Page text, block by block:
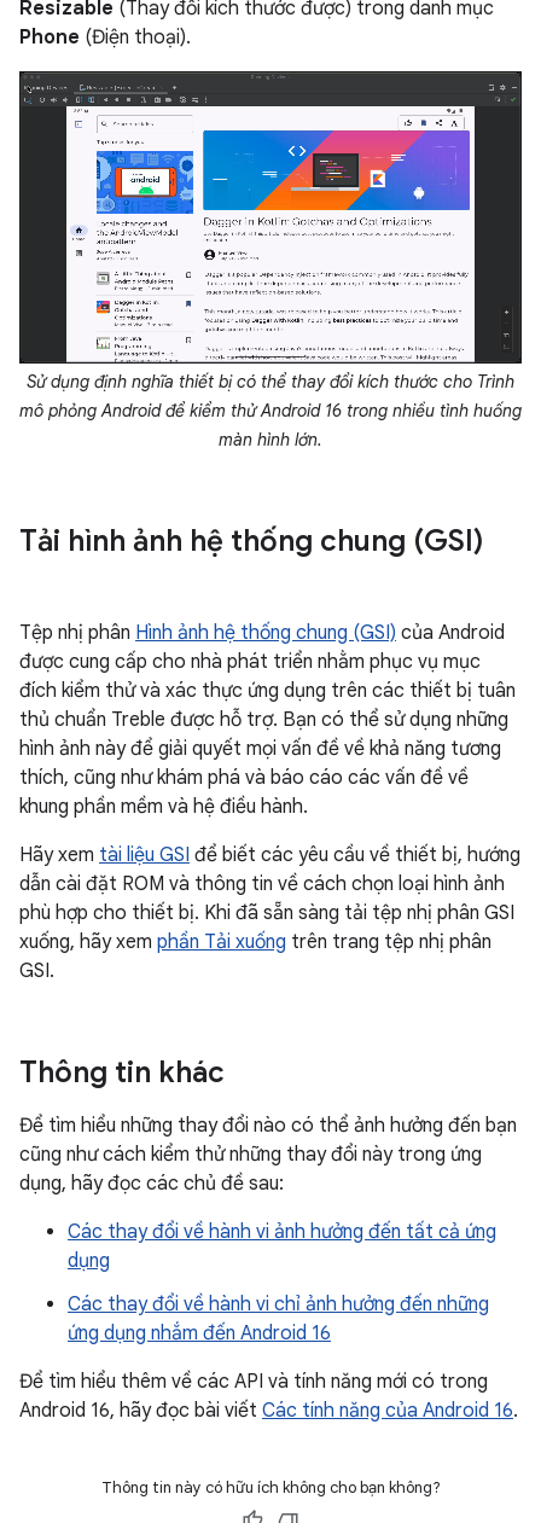
Resizable (Thay đổi kích thước được) trong danh mục
Phone (Điện thoại).
Sử dụng định nghĩa thiết bị có thể thay đổi kích thước cho Trình
mô phỏng Android để kiểm thử Android 16 trong nhiều tình huống
màn hình lớn.
Tải hình ảnh hệ thống chung (GSI)
Tệp nhị phân Hình ảnh hệ thống chung (GSI) của Android
được cung cấp cho nhà phát triển nhằm phục vụ mục
đích kiểm thử và xác thực ứng dụng trên các thiết bị tuân
thủ chuẩn Treble được hỗ trợ. Bạn có thể sử dụng những
hình ảnh này để giải quyết mọi vấn đề về khả năng tương
thích, cũng như khám phá và báo cáo các vấn đề về
khung phần mềm và hệ điều hành.
Hãy xem tài liệu GSI để biết các yêu cầu về thiết bị, hướng
dẫn cài đặt ROM và thông tin về cách chọn loại hình ảnh
phù hợp cho thiết bị. Khi đã sẵn sàng tải tệp nhị phân GSI
xuống, hãy xem phần Tải xuống trên trang tệp nhị phân
GSI.
Thông tin khác
Để tìm hiểu những thay đổi nào có thể ảnh hưởng đến bạn
cũng như cách kiểm thử những thay đổi này trong ứng
dụng, hãy đọc các chủ đề sau:
Các thay đổi về hành vi ảnh hưởng đến tất cả ứng
dụng
Các thay đổi về hành vi chỉ ảnh hưởng đến những
ứng dụng nhắm đến Android 16
Để tìm hiểu thêm về các API và tính năng mới có trong
Android 16, hãy đọc bài viết Các tính năng của Android 16.
Thông tin này có hữu ích không cho bạn không?